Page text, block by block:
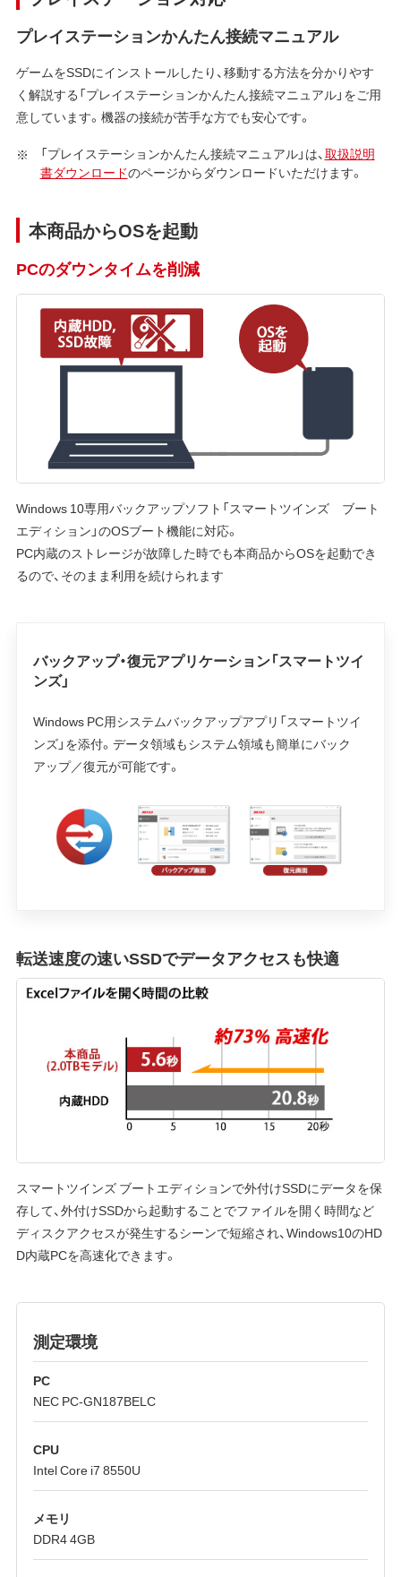
プレイステーションかんたん接続マニュアル
ゲームをSSDにインストールしたり、移動する方法を分かりやす
く解説する「プレイステーションかんたん接続マニュアル」をご用
意しています。機器の接続が苦手な方でも安心です。
「プレイステーションかんたん接続マニュアル」は、取扱説明
書ダウンロードのページからダウンロードいただけます。
本商品からOSを起動
PCのダウンタイムを削減
Windows 10専用バックアップソフト「スマートツインズ ブート
エディション」のOSブート機能に対応。
PC内蔵のストレージが故障した時でも本商品からOSを起動でき
るので、そのまま利用を続けられます
バックアップ・復元アプリケーション「スマートツイ
ンズ」
Windows PC用システムバックアップアプリ「スマートツイ
ンズ」を添付。データ領域もシステム領域も簡単にバック
アップ／復元が可能です。
転送速度の速いSSDでデータアクセスも快適
スマートツインズ ブートエディションで外付けSSDにデータを保
存して、外付けSSDから起動することでファイルを開く時間など
ディスクアクセスが発生するシーンで短縮され、Windows10のHD
D内蔵PCを高速化できます。
測定環境
PC
NEC PC-GN187BELC
CPU
Intel Core i7 8550U
メモリ
DDR4 4GB